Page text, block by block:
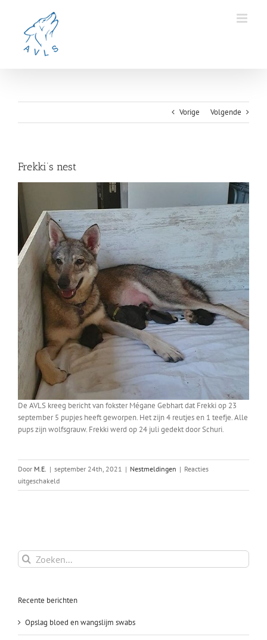
Vorige Volgende
Frekki’s nest
De AVLS kreeg bericht van fokster Mégane Gebhart dat Frekki op 23
september 5 pupjes heeft geworpen. Het zijn 4 reutjes en 1 teefje. Alle
pups zijn wolfsgrauw. Frekki werd op 24 juli gedekt door Schuri.
Door M.E. | september 24th, 2021 | Nestmeldingen | Reacties
uitgeschakeldvoor
Frekki’s
Zoeken
naar:
Recente berichten
Opslag bloed en wangslijm swabs